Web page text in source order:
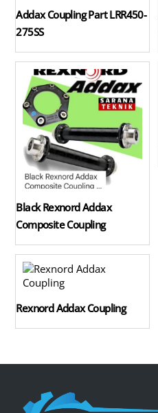
Addax Coupling Part LRR450-
275SS
Black Rexnord Addax
Composite Coupling
Rexnord Addax Coupling